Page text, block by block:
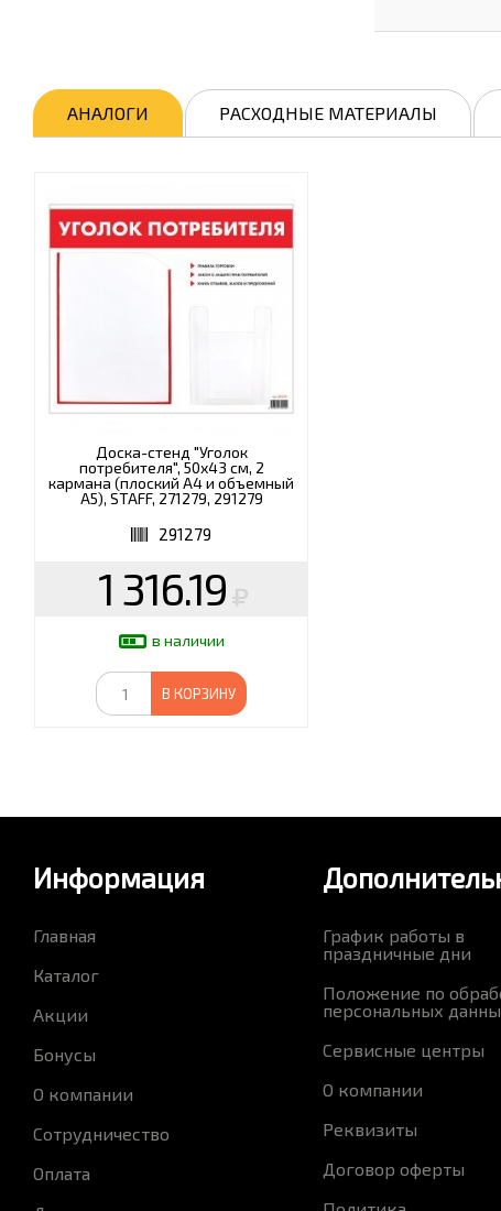
АНАЛОГИ РАСХОДНЫЕ МАТЕРИАЛЫ
Доска-стенд "Уголок
потребителя", 50х43 см, 2
кармана (плоский А4 и объемный
А5), STAFF, 271279, 291279
291279
1 316.19
в наличии
В КОРЗИНУ
Информация
Главная
Каталог
Акции
Бонусы
О компании
Сотрудничество
Оплата
График работы в
праздничные дни
Положение по
персональных
Сервисные центры
О компании
Реквизиты
Договор оферты